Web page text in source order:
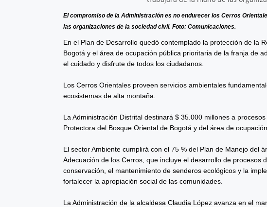
El compromiso de la Administración es no endurecer los Cerros
las organizaciones de la sociedad civil. Foto: Comunicaciones.
En el Plan de Desarrollo quedó contemplado la protección de la
Bogotá y el área de ocupación pública prioritaria de la franja de
el cuidado y disfrute de todos los ciudadanos.
Los Cerros Orientales proveen servicios ambientales
ecosistemas de alta montaña.
La Administración Distrital destinará $ 35.000 millones a
Protectora del Bosque Oriental de Bogotá y del área de
El sector Ambiente cumplirá con el 75 % del Plan de Manejo del
Adecuación de los Cerros, que incluye el desarrollo de procesos
conservación, el mantenimiento de senderos ecológicos y la
fortalecer la apropiación social de las comunidades.
La Administración de la alcaldesa Claudia López avanza en el